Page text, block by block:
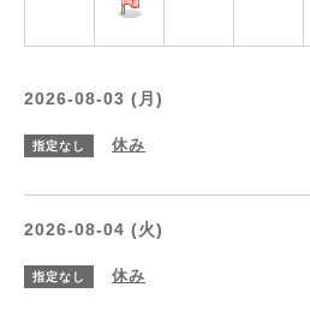
2026-08-03 (月)
指定なし 休み
2026-08-04 (火)
指定なし 休み